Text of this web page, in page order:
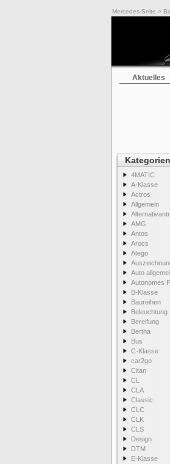
Mercedes-Seite >
Aktuelles
Kategorien
4MATIC
A-Klasse
Actros
Allgemein
AMG
Antos
Arocs
Atego
Auto
Autonomes
B-Klasse
Baureihen
Beleuchtung
Bereifung
Bertha
Bus
C-Klasse
car2go
Citan
CL
CLA
Classic
CLC
CLK
CLS
Design
DTM
E-Klasse